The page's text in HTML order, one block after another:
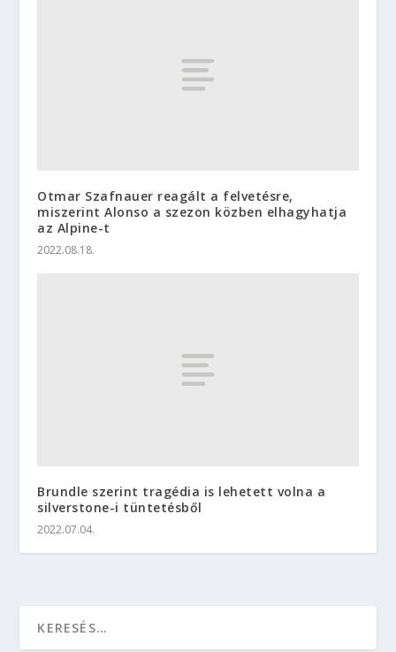
Otmar Szafnauer reagált a felvetésre,
miszerint Alonso a szezon közben elhagyhatja
az Alpine-t
2022.08.18.
Brundle szerint tragédia is lehetett volna a
silverstone-i tüntetésből
2022.07.04.